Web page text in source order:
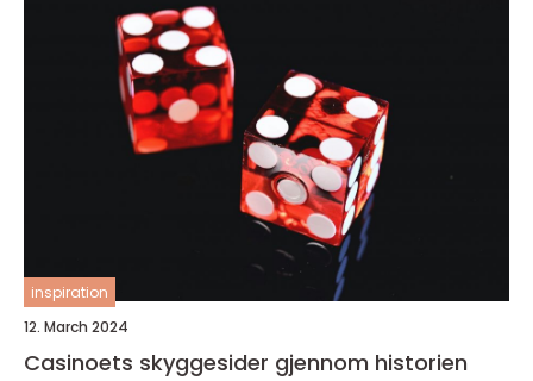
inspiration
12. March 2024
Casinoets skyggesider gjennom historien